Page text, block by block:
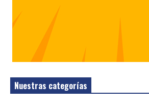
Nuestras categorías